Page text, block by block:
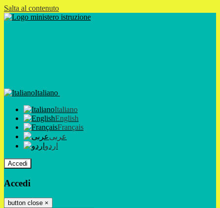
Salta al contenuto
Italiano
Italiano
English
Français
عربى
اردو
Accedi
Accedi
button close ×